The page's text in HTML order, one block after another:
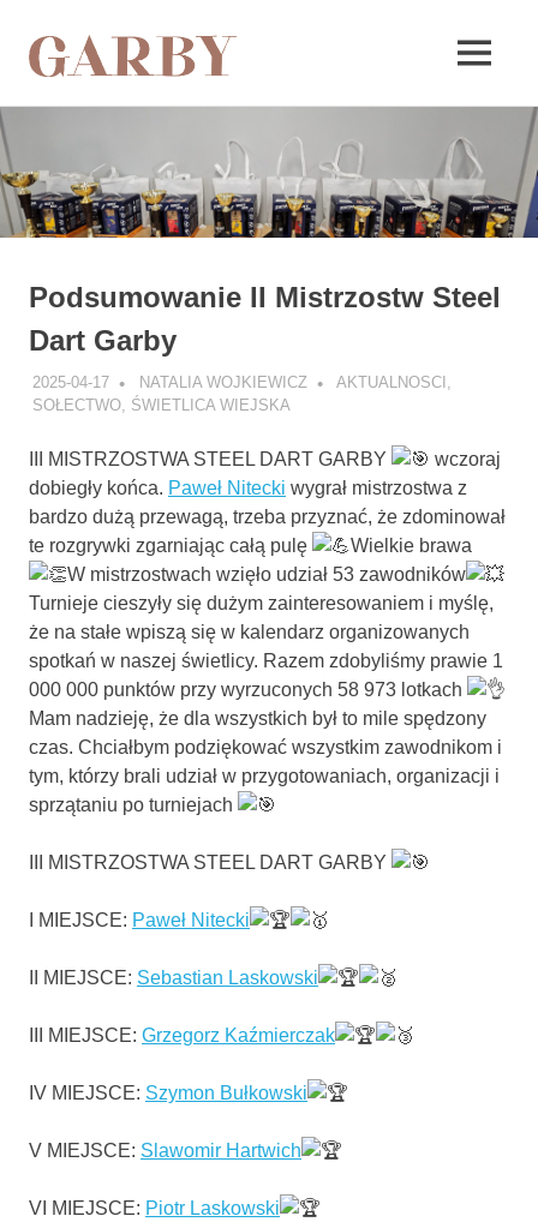
Skip
to
content
MENU
Podsumowanie II Mistrzostw Steel
Dart Garby
2025-04-17 NATALIA WOJKIEWICZ AKTUALNOSCI
SOŁECTWO, ŚWIETLICA WIEJSKA
III MISTRZOSTWA STEEL DART GARBY
wczoraj
dobiegły końca. Paweł Nitecki wygrał mistrzostwa z
bardzo dużą przewagą, trzeba przyznać, że zdominował
te rozgrywki zgarniając całą pulę
Wielkie brawa
W mistrzostwach wzięło udział 53 zawodników
Turnieje cieszyły się dużym zainteresowaniem i myślę,
że na stałe wpiszą się w kalendarz organizowanych
spotkań w naszej świetlicy. Razem zdobyliśmy prawie 1
000 000 punktów przy wyrzuconych 58 973 lotkach
Mam nadzieję, że dla wszystkich był to mile spędzony
czas. Chciałbym podziękować wszystkim zawodnikom i
tym, którzy brali udział w przygotowaniach, organizacji i
sprzątaniu po turniejach
III MISTRZOSTWA STEEL DART GARBY
I MIEJSCE: Paweł Nitecki
II MIEJSCE: Sebastian Laskowski
III MIEJSCE: Grzegorz Kaźmierczak
IV MIEJSCE: Szymon Bułkowski
V MIEJSCE: Slawomir Hartwich
VI MIEJSCE: Piotr Laskowski